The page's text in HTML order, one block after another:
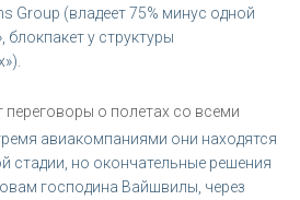
Group (владеет 75% минус одной
блокпакет у структуры
переговоры о полетах со всеми
авиакомпаниями они находятся
стадии, но окончательные решения
господина Вайшвилы, через